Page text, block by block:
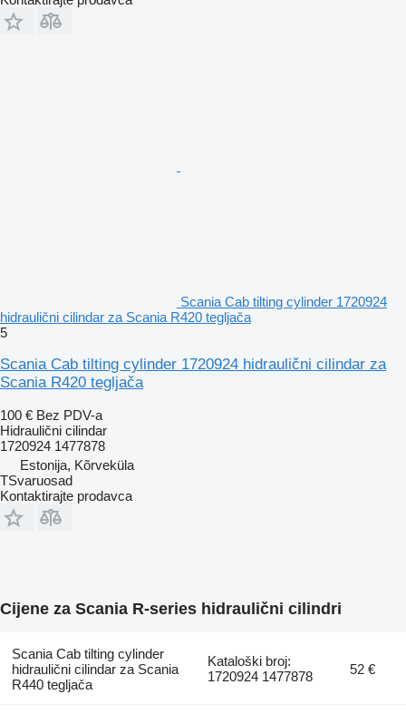
Scania Cab tilting cylinder 1720924
hidraulični cilindar za Scania R420 tegljača
5
Scania Cab tilting cylinder 1720924 hidraulični cilindar za
Scania R420 tegljača
100 € Bez PDV-a
Hidraulični cilindar
1720924 1477878
Estonija, Kõrveküla
TSvaruosad
Kontaktirajte prodavca
Cijene za Scania R-series hidraulični cilindri
Scania Cab tilting cylinder
hidraulični cilindar za Scania
R440 tegljača
Kataloški broj:
1720924 1477878
52 €